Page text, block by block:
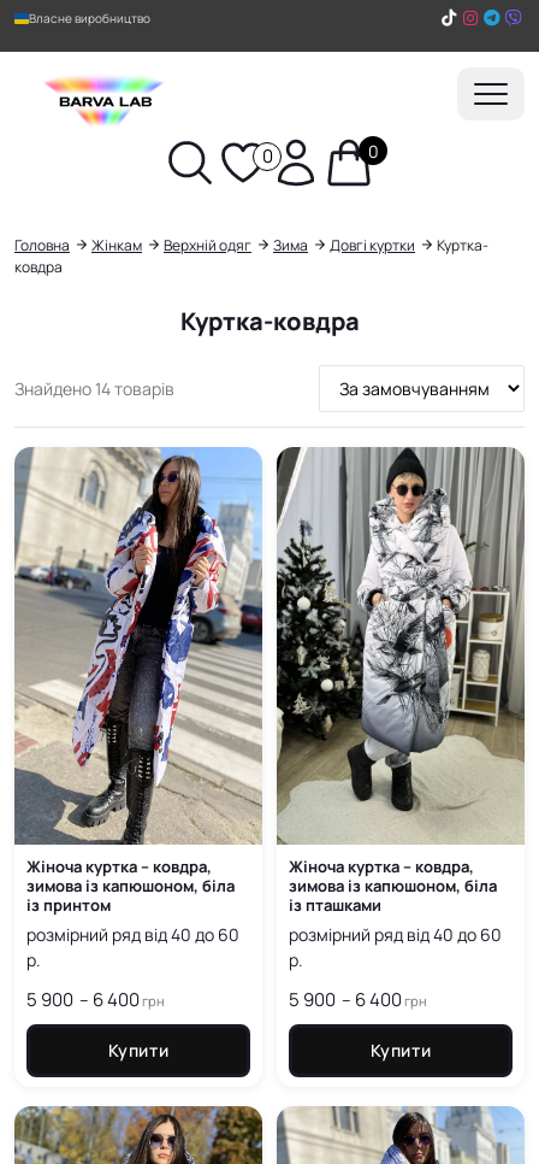
Власне виробництво
0 0
Пошук
Головна Жінкам Верхній одяг Зима Довгі куртки
Куртка-
ковдра
Куртка-ковдра
Знайдено 14 товарів
Сортування
Жіноча куртка – ковдра,
зимова із капюшоном, біла
із принтом
розмірний ряд від 40 до 60
р.
5 900 – 6 400 грн
range:
5 900
грн
6 400
грн
Купити
Жіноча куртка – ковдра,
зимова із капюшоном, біла
із пташками
розмірний ряд від 40 до 60
р.
5 900 – 6 400 грн
range:
5 900
грн
6 400
грн
Купити